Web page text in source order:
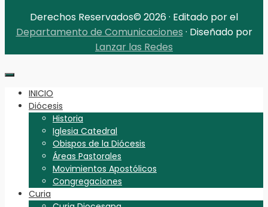
Derechos Reservados© 2026 · Editado por el
Departamento de Comunicaciones · Diseñado por
Lanzar las Redes
INICIO
Diócesis
Historia
Iglesia Catedral
Obispos de la Diócesis
Áreas Pastorales
Movimientos Apostólicos
Congregaciones
Curia